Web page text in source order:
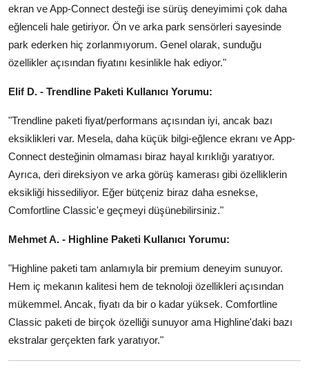
ekran ve App-Connect desteği ise sürüş deneyimimi çok daha
eğlenceli hale getiriyor. Ön ve arka park sensörleri sayesinde
park ederken hiç zorlanmıyorum. Genel olarak, sunduğu
özellikler açısından fiyatını kesinlikle hak ediyor."
Elif D. - Trendline Paketi Kullanıcı Yorumu:
"Trendline paketi fiyat/performans açısından iyi, ancak bazı
eksiklikleri var. Mesela, daha küçük bilgi-eğlence ekranı ve App-
Connect desteğinin olmaması biraz hayal kırıklığı yaratıyor.
Ayrıca, deri direksiyon ve arka görüş kamerası gibi özelliklerin
eksikliği hissediliyor. Eğer bütçeniz biraz daha esnekse,
Comfortline Classic'e geçmeyi düşünebilirsiniz."
Mehmet A. - Highline Paketi Kullanıcı Yorumu:
"Highline paketi tam anlamıyla bir premium deneyim sunuyor.
Hem iç mekanın kalitesi hem de teknoloji özellikleri açısından
mükemmel. Ancak, fiyatı da bir o kadar yüksek. Comfortline
Classic paketi de birçok özelliği sunuyor ama Highline'daki bazı
ekstralar gerçekten fark yaratıyor."